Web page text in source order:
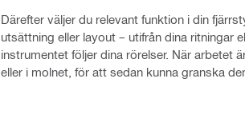
Därefter väljer du relevant funktion i din
utsättning eller layout – utifrån dina ritningar
instrumentet följer dina rörelser. När arbetet
eller i molnet, för att sedan kunna granska